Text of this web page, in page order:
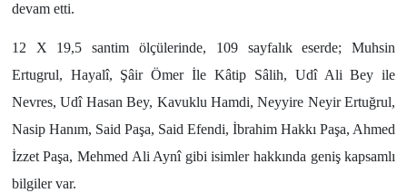
devam etti.
12 X 19,5 santim ölçülerinde, 109 sayfalık eserde; Muhsin
Ertugrul, Hayalî, Şâir Ömer İle Kâtip Sâlih, Udî Ali Bey ile
Nevres, Udî Hasan Bey, Kavuklu Hamdi, Neyyire Neyir Ertuğrul,
Nasip Hanım, Said Paşa, Said Efendi, İbrahim Hakkı Paşa, Ahmed
İzzet Paşa, Mehmed Ali Aynî gibi isimler hakkında geniş kapsamlı
bilgiler var.